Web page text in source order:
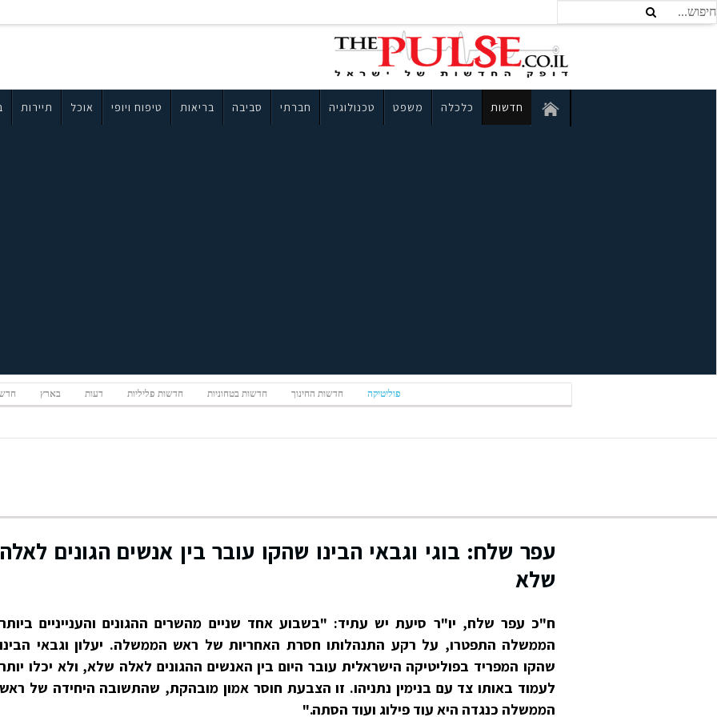
חדשות כלכלה משפט טכנולוגיה חברתי סביבה בריאות טיפוח ויופי אוכל תיירות
פוליטיקה חדשות החינוך חדשות בטחוניות חדשות פליליות דעות בארץ
עפר שלח: בוגי וגבאי הבינו שהקו עובר בין אנשים הגונים לאלה
שלא
ח"כ עפר שלח, יו"ר סיעת יש עתיד: "בשבוע אחד שניים מהשרים ההגונים והענייניים ביותר
הממשלה התפטרו, על רקע התנהלותו חסרת האחריות של ראש הממשלה. יעלון וגבאי הבינו
שהקו המפריד בפוליטיקה הישראלית עובר היום בין האנשים ההגונים לאלה שלא, ולא יכלו יותר
לעמוד באותו צד עם בנימין נתניהו. זו הצבעת חוסר אמון מובהקת, שהתשובה היחידה של ראש
הממשלה כנגדה היא עוד פילוג ועוד הסתה."